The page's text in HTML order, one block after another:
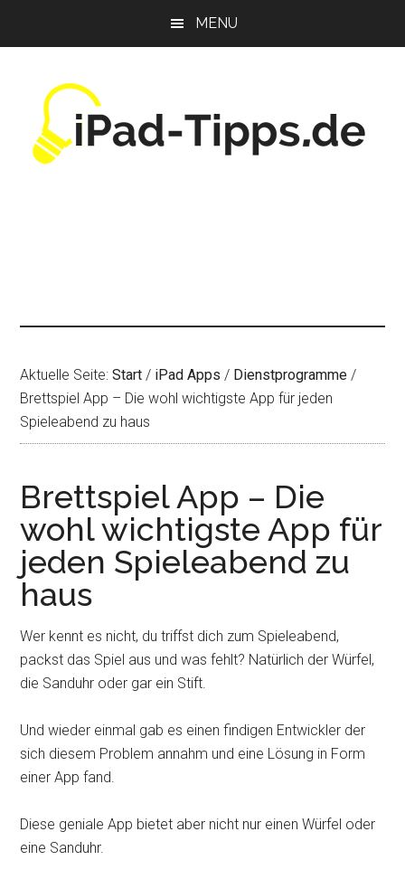
MENU
Aktuelle Seite:Start / iPad Apps / Dienstprogramme /
Brettspiel App – Die wohl wichtigste App für jeden
Spieleabend zu haus
Brettspiel App – Die
wohl wichtigste App für
jeden Spieleabend zu
haus
Wer kennt es nicht, du triffst dich zum Spieleabend,
packst das Spiel aus und was fehlt? Natürlich der Würfel,
die Sanduhr oder gar ein Stift.
Und wieder einmal gab es einen findigen Entwickler der
sich diesem Problem annahm und eine Lösung in Form
einer App fand.
Diese geniale App bietet aber nicht nur einen Würfel oder
eine Sanduhr.